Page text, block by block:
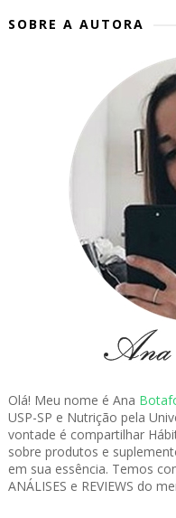
SOBRE A AUTORA
Olá! Meu nome é Ana
USP-SP e Nutrição pela
vontade é compartilhar
sobre produtos e
em sua essência. Temos
ANÁLISES e REVIEWS do